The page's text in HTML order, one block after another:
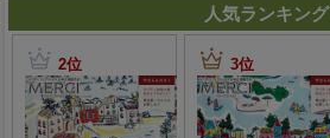
人気ランキング